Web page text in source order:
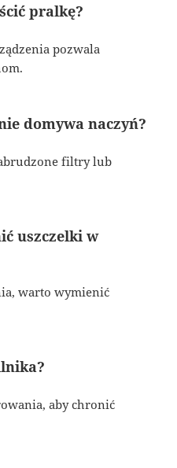
pralkę?
pozwala
domywa naczyń?
filtry lub
uszczelki w
warto wymienić
aby chronić